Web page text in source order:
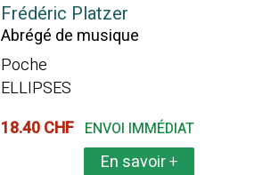
Frédéric Platzer
Abrégé de musique
Poche
ELLIPSES
18.40 CHF ENVOI IMMÉDIAT
En savoir+